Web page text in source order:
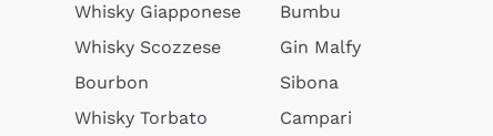
Whisky Giapponese
Whisky Scozzese
Bourbon
Whisky Torbato
Bumbu
Gin Malfy
Sibona
Campari